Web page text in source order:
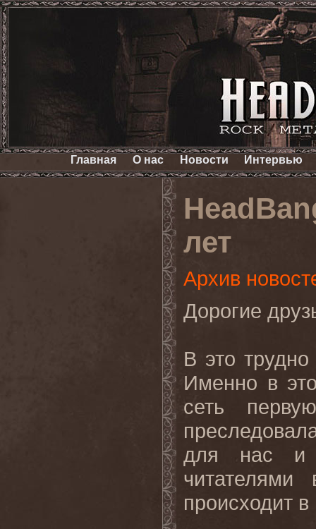
Главная О нас Новости Интервью
лет
Архив
Дорогие
В это
Именно в
сеть
для нас и
происходит